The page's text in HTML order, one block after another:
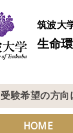
筑波大
生命
受験希望の方向
HOME